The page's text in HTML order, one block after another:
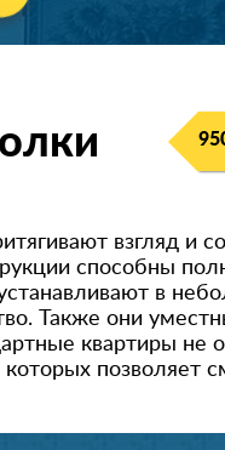
взгляд и
способны
в
Также они
квартиры не
позволяет